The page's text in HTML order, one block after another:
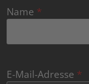
Name *
E-Mail-Adresse *